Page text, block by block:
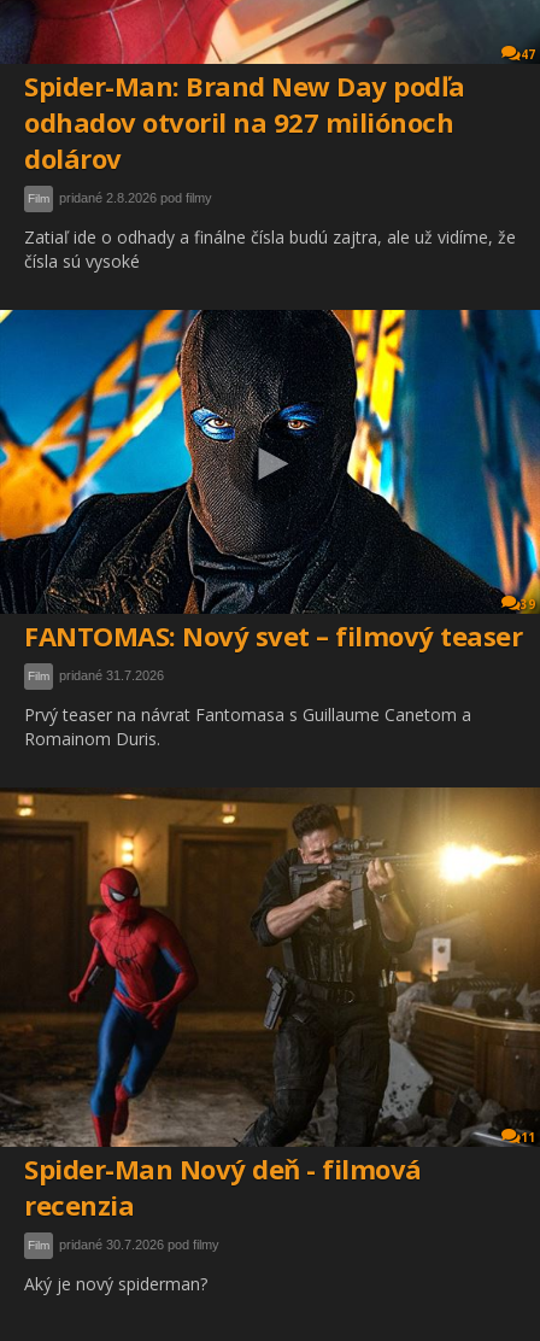
47
Spider-Man: Brand New Day podľa
odhadov otvoril na 927 miliónoch
dolárov
Film pridané 2.8.2026 pod filmy
Zatiaľ ide o odhady a finálne čísla budú zajtra, ale už vidíme, že
čísla sú vysoké
39
FANTOMAS: Nový svet – filmový teaser
Film pridané 31.7.2026
Prvý teaser na návrat Fantomasa s Guillaume Canetom a
Romainom Duris.
11
Spider-Man Nový deň - filmová
recenzia
Film pridané 30.7.2026 pod filmy
Aký je nový spiderman?